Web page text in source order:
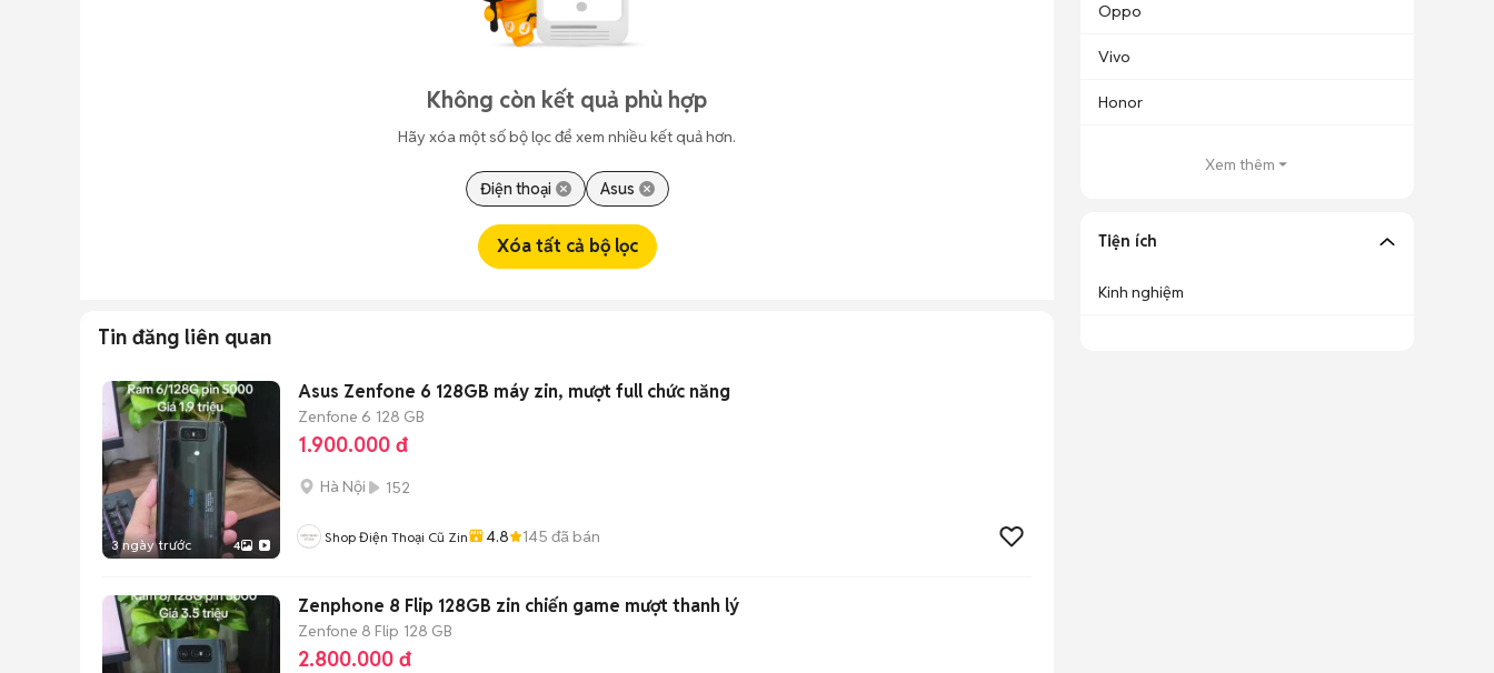
Không còn kết quả phù hợp
Hãy xóa một số bộ lọc để xem nhiều kết quả hơn.
Điện thoại Asus
Xóa tất cả bộ lọc
Tin đăng liên quan
3 ngày trước 4
Asus Zenfone 6 128GB máy zin, mượt full chức năng
Zenfone 6 128 GB
1.900.000 đ
Hà Nội 152
Shop Điện Thoại Cũ Zin 4.8 145 đã bán
Zenphone 8 Flip 128GB zin chiến game mượt thanh lý
Zenfone 8 Flip 128 GB
2.800.000 đ
Oppo
Vivo
Honor
Xem thêm
Tiện ích
Kinh nghiệm